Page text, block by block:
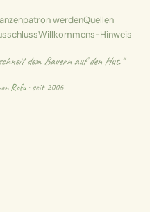
werdenQuellen
Willkommens-Hinweis
dem Bauern auf den Hut."
Rofu· seit 2006